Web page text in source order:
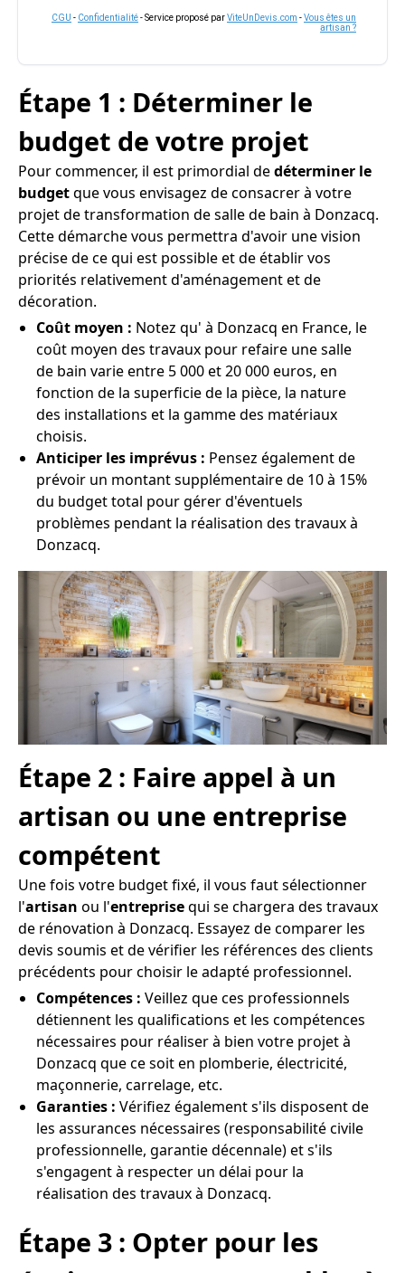
CGU - Confidentialité- Service proposé parViteUnDevis.com -Vous êtes un
artisan ?
Étape 1 : Déterminer le
budget de votre projet
Pour commencer, il est primordial dedéterminer le
budgetque vous envisagez de consacrer à votre
projet de transformation de salle de bain à Donzacq.
Cette démarche vous permettra d'avoir une vision
précise de ce qui est possible et de établir vos
priorités relativement d'aménagement et de
décoration.
Coût moyen : Notez qu' à Donzacq en France, le
coût moyen des travaux pour refaire une salle
de bain varie entre 5 000 et 20 000 euros, en
fonction de la superficie de la pièce, la nature
des installations et la gamme des matériaux
choisis.
Anticiper les imprévus : Pensez également de
prévoir un montant supplémentaire de 10 à 15%
du budget total pour gérer d'éventuels
problèmes pendant la réalisation des travaux à
Donzacq.
Étape 2 : Faire appel à un
artisan ou une entreprise
compétent
Une fois votre budget fixé, il vous faut sélectionner
l'artisan ou l'entreprisequi se chargera des travaux
de rénovation à Donzacq. Essayez de comparer les
devis soumis et de vérifier les références des clients
précédents pour choisir le adapté professionnel.
Compétences : Veillez que ces professionnels
détiennent les qualifications et les compétences
nécessaires pour réaliser à bien votre projet à
Donzacq que ce soit en plomberie, électricité,
maçonnerie, carrelage, etc.
Garanties : Vérifiez également s'ils disposent de
les assurances nécessaires (responsabilité civile
professionnelle, garantie décennale) et s'ils
s'engagent à respecter un délai pour la
réalisation des travaux à Donzacq.
Étape 3 : Opter pour les